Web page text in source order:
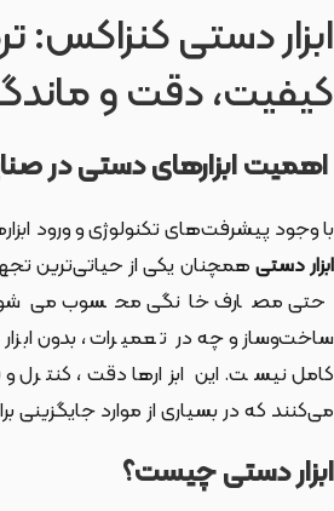
ابزار دستی کنزاکس:
کیفیت، دقت و
اهمیت ابزارهای دستی در
با وجود پیشرفت‌های تکنولوژی و ورود
ابزار دستیهمچنان یکی از حیاتی‌ترین
حتی مصارف خانگی محسوب
ساخت‌وساز و چه در تعمیرات، بدون
کامل نیست. این ابزارها دقت، کنترل
می‌کنند که در بسیاری از موارد جایگزینی
ابزار دستی چیست؟